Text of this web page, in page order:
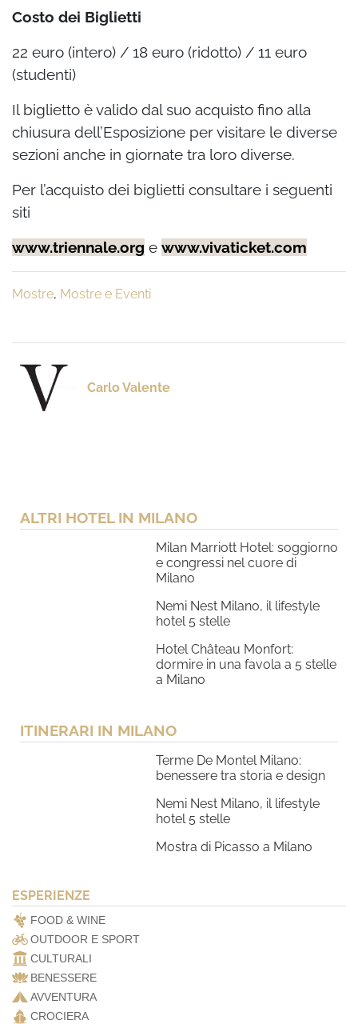
Costo dei Biglietti
22 euro (intero) / 18 euro (ridotto) / 11 euro
(studenti)
Il biglietto è valido dal suo acquisto fino alla
chiusura dell’Esposizione per visitare le diverse
sezioni anche in giornate tra loro diverse.
Per l’acquisto dei biglietti consultare i seguenti
siti
www.triennale.org e www.vivaticket.com
Mostre, Mostre e Eventi
Carlo Valente
ALTRI HOTEL IN MILANO
Milan Marriott Hotel: soggiorno
e congressi nel cuore di
Milano
Nemi Nest Milano, il lifestyle
hotel 5 stelle
Hotel Château Monfort:
dormire in una favola a 5 stelle
a Milano
ITINERARI IN MILANO
Terme De Montel Milano:
benessere tra storia e design
Nemi Nest Milano, il lifestyle
hotel 5 stelle
Mostra di Picasso a Milano
ESPERIENZE
FOOD & WINE
OUTDOOR E SPORT
CULTURALI
BENESSERE
AVVENTURA
CROCIERA